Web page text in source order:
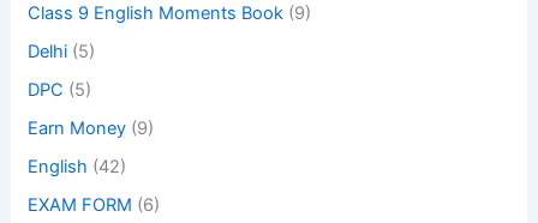
Class 9 English Moments Book (9)
Delhi (5)
DPC (5)
Earn Money (9)
English (42)
EXAM FORM (6)